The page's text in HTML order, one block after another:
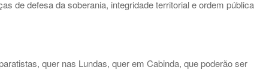
de defesa da soberania, integridade territorial e ordem pública
quer nas Lundas, quer em Cabinda, que poderão ser